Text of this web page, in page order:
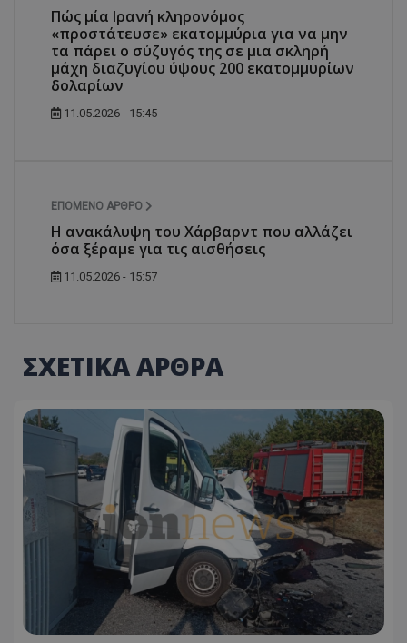
Πώς μία Ιρανή κληρονόμος
«προστάτευσε» εκατομμύρια για να μην
τα πάρει ο σύζυγός της σε μια σκληρή
μάχη διαζυγίου ύψους 200 εκατομμυρίων
δολαρίων
11.05.2026 - 15:45
ΕΠΌΜΕΝΟ ΆΡΘΡΟ
Η ανακάλυψη του Χάρβαρντ που αλλάζει
όσα ξέραμε για τις αισθήσεις
11.05.2026 - 15:57
ΣΧΕΤΙΚΑ ΑΡΘΡΑ